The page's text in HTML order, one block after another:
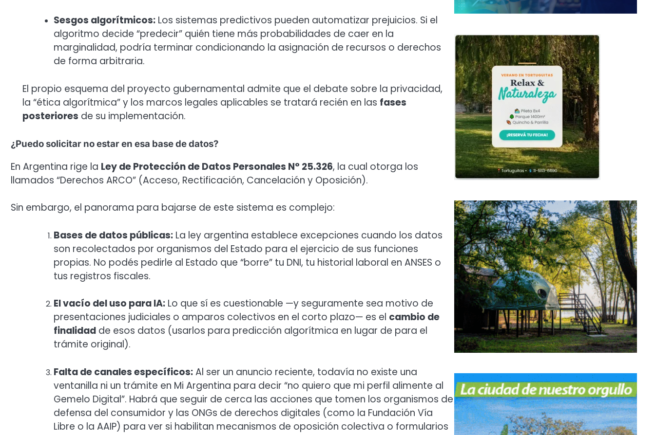
Sesgos algorítmicos: Los sistemas predictivos pueden automatizar prejuicios. Si el
algoritmo decide “predecir” quién tiene más probabilidades de caer en la
marginalidad, podría terminar condicionando la asignación de recursos o derechos
de forma arbitraria.
El propio esquema del proyecto gubernamental admite que el debate sobre la privacidad,
la “ética algorítmica” y los marcos legales aplicables se tratará recién en las fases
posteriores de su implementación.
¿Puedo solicitar no estar en esa base de datos?
En Argentina rige la Ley de Protección de Datos Personales N° 25.326, la cual otorga los
llamados “Derechos ARCO” (Acceso, Rectificación, Cancelación y Oposición).
Sin embargo, el panorama para bajarse de este sistema es complejo:
Bases de datos públicas: La ley argentina establece excepciones cuando los datos
son recolectados por organismos del Estado para el ejercicio de sus funciones
propias. No podés pedirle al Estado que “borre” tu DNI, tu historial laboral en ANSES o
tus registros fiscales.
El vacío del uso para IA: Lo que sí es cuestionable —y seguramente sea motivo de
presentaciones judiciales o amparos colectivos en el corto plazo— es el cambio de
finalidad de esos datos (usarlos para predicción algorítmica en lugar de para el
trámite original).
Falta de canales específicos:Al ser un anuncio reciente, todavía no existe una
ventanilla ni un trámite en Mi Argentina para decir “no quiero que mi perfil alimente al
Gemelo Digital”. Habrá que seguir de cerca las acciones que tomen los organismos de
defensa del consumidor y las ONGs de derechos digitales (como la Fundación Vía
Libre o la AAIP) para ver si habilitan mecanismos de oposición colectiva o formularios